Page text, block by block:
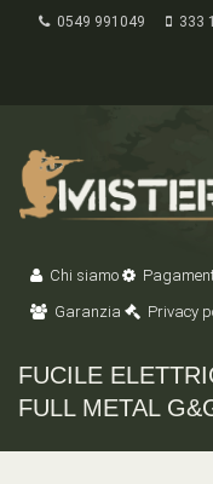
0549 991049 333
Chi siamo
Garanzia
Privacy
FUCILE
FULL METAL